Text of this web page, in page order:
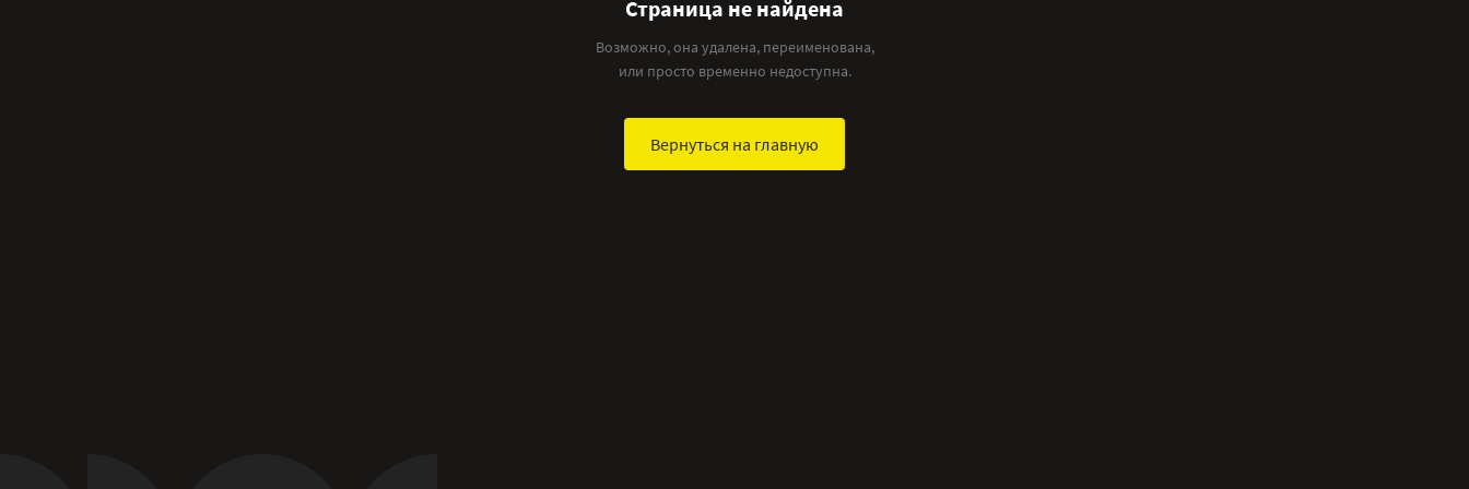
Страница не найдена
Возможно, она удалена, переименована,
или просто временно недоступна.
Вернуться на главную